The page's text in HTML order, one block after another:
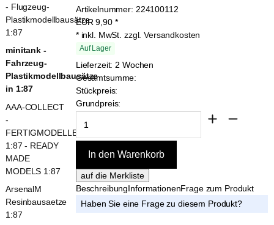
Artikelnummer: 224100112
EUR 9,90 *
* inkl. MwSt. zzgl. Versandkosten
Auf Lager
Lieferzeit: 2 Wochen
Gesamtsumme:
Stückpreis:
Grundpreis:
BeschreibungInformationenFrage zum Produkt
Haben Sie eine Frage zu diesem Produkt?
- Flugzeug-
Plastikmodellbausätze
1:87
minitank -
Fahrzeug-
Plastikmodellbausätze
in 1:87
AAA-COLLECT
-
FERTIGMODELLE
1:87 - READY
MADE
MODELS 1:87
ArsenalM
Resinbausaetze
1:87